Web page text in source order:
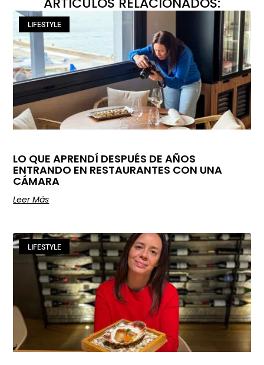
LIFESTYLE
LO QUE APRENDÍ DESPUÉS DE AÑOS
ENTRANDO EN RESTAURANTES CON UNA
CÁMARA
Leer Más
LIFESTYLE